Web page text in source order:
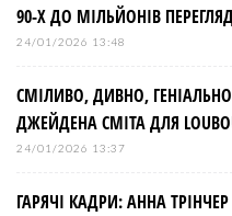
90-Х ДО МІЛЬЙОНІВ
24/01/2026 13:48
СМІЛИВО, ДИВНО,
ДЖЕЙДЕНА СМІТА ДЛЯ
24/01/2026 13:37
ГАРЯЧІ КАДРИ: АННА